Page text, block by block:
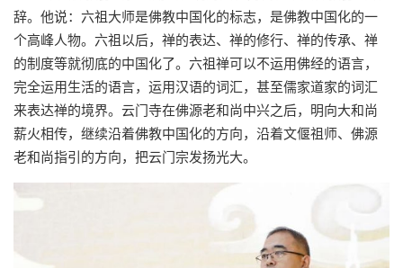
辞。他说：六祖大师是佛教中国化的标志，是佛教中国化的一
个高峰人物。六祖以后，禅的表达、禅的修行、禅的传承、禅
的制度等就彻底的中国化了。六祖禅可以不运用佛经的语言，
完全运用生活的语言，运用汉语的词汇，甚至儒家道家的词汇
来表达禅的境界。云门寺在佛源老和尚中兴之后，明向大和尚
薪火相传，继续沿着佛教中国化的方向，沿着文偃祖师、佛源
老和尚指引的方向，把云门宗发扬光大。